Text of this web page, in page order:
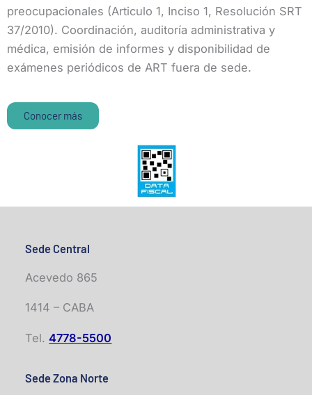
preocupacionales (Articulo 1, Inciso 1, Resolución SRT
37/2010). Coordinación, auditoría administrativa y
médica, emisión de informes y disponibilidad de
exámenes periódicos de ART fuera de sede.
Conocer más
Sede Central
Acevedo 865
1414 – CABA
Tel.4778-5500
Sede Zona Norte